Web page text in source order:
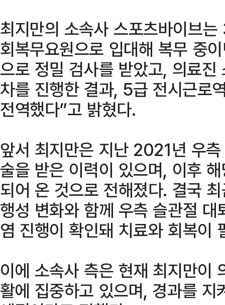
최지만의 소속사 스포츠바이브
회복무요원으로 입대해 복무 중
으로 정밀 검사를 받았고, 의료
차를 진행한 결과, 5급 전시근로
전역했다”고 밝혔다.
앞서 최지만은 지난 2021년 우
술을 받은 이력이 있으며, 이후
되어 온 것으로 전해졌다. 결국
행성 변화와 함께 우측 슬관절
염 진행이 확인돼 치료와 회복이
이에 소속사 측은 현재 최지만이
활에 집중하고 있으며, 경과를